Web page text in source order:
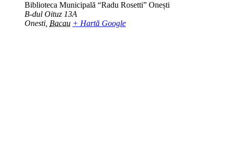
Biblioteca Municipală “Radu Rosetti” Onești
B-dul Oituz 13A
Onesti, Bacau + Hartă Google